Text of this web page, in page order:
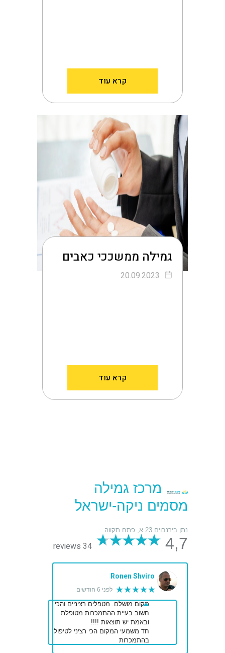
קרא עוד
גמילה ממשככי כאבים
20.09.2023
קרא עוד
מרכז גמילה
מסמים ניקה-ישראל
נתן בירנבוים 23 א, פתח תקווה
4,7
34 reviews
Ronen Shviro
★★★★★ לפני 6 חודשים
מקום מושלם. מטפלים רציניים והכי
חשוב בעיית ההתמכרות מטופלת
ובאמת יש תוצאות !!!!
חד משמעי המקום הכי רציני לטיפול
בהתמכרות